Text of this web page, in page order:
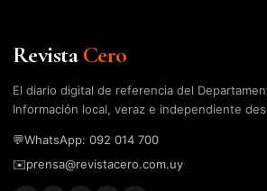
RevistaCero
El diario digital de referencia del
Información local, veraz e independiente
💬WhatsApp: 092 014 700
✉️prensa@revistacero.com.uy